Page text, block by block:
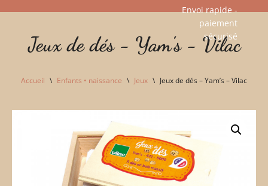
Envoi rapide -
paiement
sécurisé​
Jeux de dés - Yam's - Vilac
Accueil \ Enfants • naissance \ Jeux \ Jeux de dés – Yam’s – Vilac